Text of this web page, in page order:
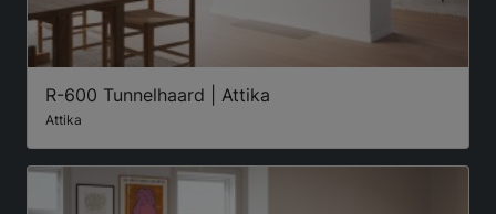
R-600 Tunnelhaard | Attika
Attika